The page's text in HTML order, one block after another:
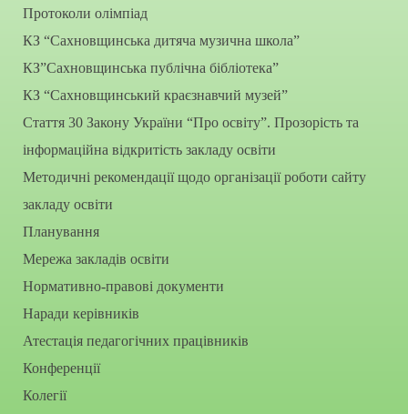
Протоколи олімпіад
КЗ “Сахновщинська дитяча музична школа”
КЗ”Сахновщинська публічна бібліотека”
КЗ “Сахновщинський краєзнавчий музей”
Стаття 30 Закону України “Про освіту”. Прозорість та
інформаційна відкритість закладу освіти
Методичні рекомендації щодо організації роботи сайту
закладу освіти
Планування
Мережа закладів освіти
Нормативно-правові документи
Наради керівників
Атестація педагогічних працівників
Конференції
Колегії